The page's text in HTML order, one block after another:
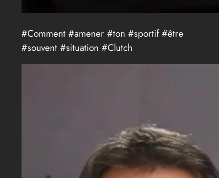
#Comment #amener #ton #sportif #être
#souvent #situation #Clutch